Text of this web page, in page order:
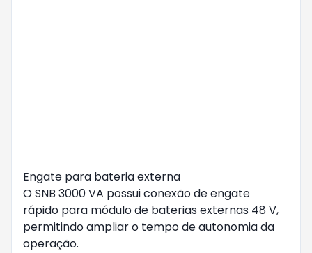
Engate para bateria externa
O SNB 3000 VA possui conexão de engate
rápido para módulo de baterias externas 48 V,
permitindo ampliar o tempo de autonomia da
operação.